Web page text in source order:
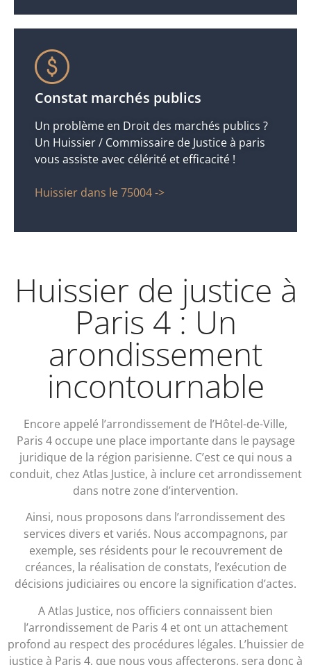
Constat marchés publics
Un problème en Droit des marchés publics ?
Un Huissier / Commissaire de Justice à paris
vous assiste avec célérité et efficacité !
Huissier dans le 75004 ->
Huissier de justice à
Paris 4 : Un
arondissement
incontournable
Encore appelé l’arrondissement de l’Hôtel-de-Ville,
Paris 4 occupe une place importante dans le paysage
juridique de la région parisienne. C’est ce qui nous a
conduit, chez Atlas Justice, à inclure cet arrondissement
dans notre zone d’intervention.
Ainsi, nous proposons dans l’arrondissement des
services divers et variés. Nous accompagnons, par
exemple, ses résidents pour le recouvrement de
créances, la réalisation de constats, l’exécution de
décisions judiciaires ou encore la signification d’actes.
A Atlas Justice, nos officiers connaissent bien
l’arrondissement de Paris 4 et ont un attachement
profond au respect des procédures légales. L’huissier de
justice à Paris 4, que nous vous affecterons, sera donc à